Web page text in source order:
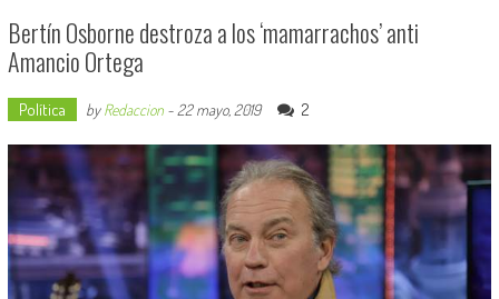
Bertín Osborne destroza a los ‘mamarrachos’ anti
Amancio Ortega
Política byRedaccion- 22 mayo, 2019 2